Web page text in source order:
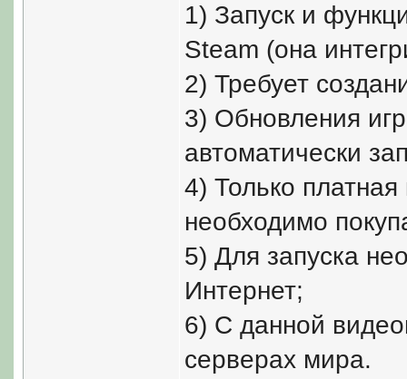
1) Запуск и
Steam (она
2) Требует
3) Обновления
автоматически
4) Только
необходимо
5) Для запуска
Интернет;
6) С данной
серверах мира.